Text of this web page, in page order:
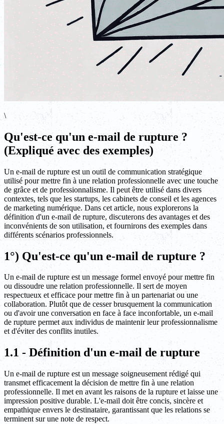
\
Qu'est-ce qu'un e-mail de rupture ?
(Expliqué avec des exemples)
Un e-mail de rupture est un outil de communication stratégique
utilisé pour mettre fin à une relation professionnelle avec une touche
de grâce et de professionnalisme. Il peut être utilisé dans divers
contextes, tels que les startups, les cabinets de conseil et les agences
de marketing numérique. Dans cet article, nous explorerons la
définition d'un e-mail de rupture, discuterons des avantages et des
inconvénients de son utilisation, et fournirons des exemples dans
différents scénarios professionnels.
1°) Qu'est-ce qu'un e-mail de rupture ?
Un e-mail de rupture est un message formel envoyé pour mettre fin
ou dissoudre une relation professionnelle. Il sert de moyen
respectueux et efficace pour mettre fin à un partenariat ou une
collaboration. Plutôt que de cesser brusquement la communication
ou d'avoir une conversation en face à face inconfortable, un e-mail
de rupture permet aux individus de maintenir leur professionnalisme
et d'éviter des conflits inutiles.
1.1 - Définition d'un e-mail de rupture
Un e-mail de rupture est un message soigneusement rédigé qui
transmet efficacement la décision de mettre fin à une relation
professionnelle. Il met en avant les raisons de la rupture et laisse une
impression positive durable. L'e-mail doit être concis, sincère et
empathique envers le destinataire, garantissant que les relations se
terminent sur une note de respect.